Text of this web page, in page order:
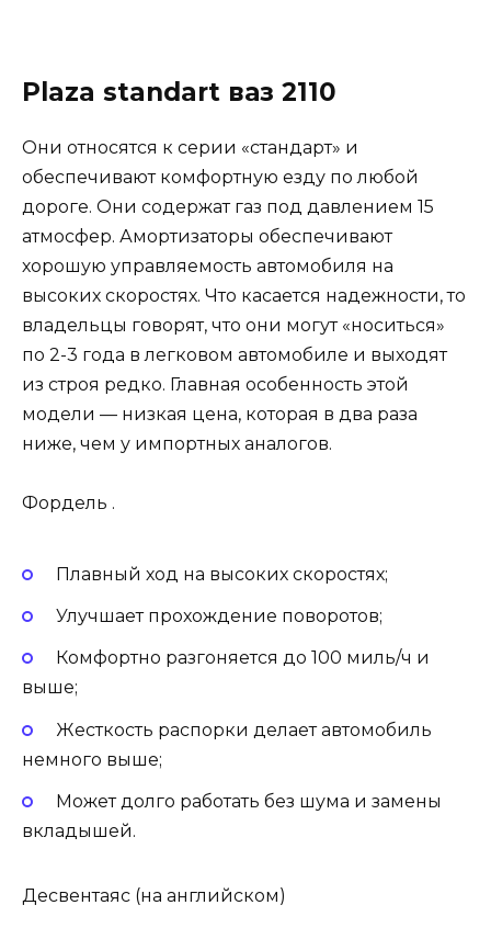
Plaza standart ваз 2110
Они относятся к серии «стандарт» и
обеспечивают комфортную езду по любой
дороге. Они содержат газ под давлением 15
атмосфер. Амортизаторы обеспечивают
хорошую управляемость автомобиля на
высоких скоростях. Что касается надежности, то
владельцы говорят, что они могут «носиться»
по 2-3 года в легковом автомобиле и выходят
из строя редко. Главная особенность этой
модели — низкая цена, которая в два раза
ниже, чем у импортных аналогов.
Фордель .
Плавный ход на высоких скоростях;
Улучшает прохождение поворотов;
Комфортно разгоняется до 100 миль/ч и
выше;
Жесткость распорки делает автомобиль
немного выше;
Может долго работать без шума и замены
вкладышей.
Десвентаяс (на английском)